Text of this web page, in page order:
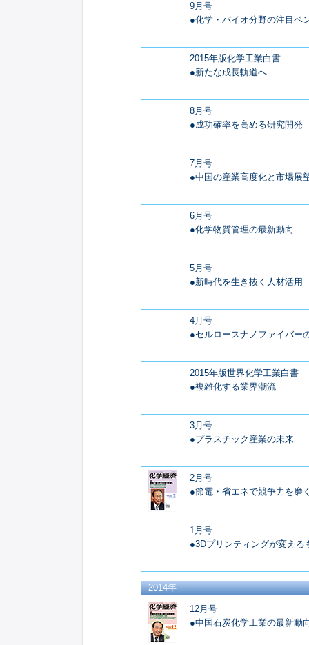
9月号
●化学・バイオ分野の注目ベ
2015年版化学工業白書
●新たな成長軌道へ
8月号
●成功確率を高める研究開発
7月号
●中国の産業高度化と市場展
6月号
●化学物質管理の最新動向
5月号
●新時代を生き抜く人材活用
4月号
●セルロースナノファイバー
2015年版世界化学工業白書
●複雑化する業界潮流
3月号
●プラスチック産業の未来
2月号
●節電・省エネで競争力を磨
1月号
●3Dプリンティングが変える
2014年
12月号
●中国石炭化学工業の最新動